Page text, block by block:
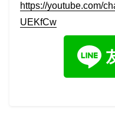
https://youtube.com/
UEKfCw